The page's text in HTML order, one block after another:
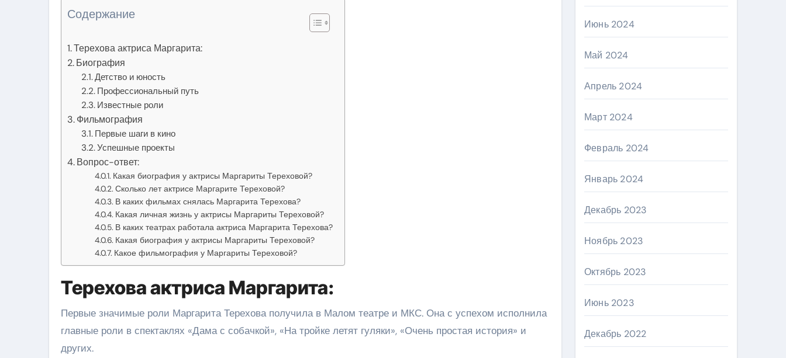
Содержание
Терехова актриса Маргарита:
Биография
Детство и юность
Профессиональный путь
Известные роли
Фильмография
Первые шаги в кино
Успешные проекты
Вопрос-ответ:
Какая биография у актрисы Маргариты Тереховой?
Сколько лет актрисе Маргарите Тереховой?
В каких фильмах снялась Маргарита Терехова?
Какая личная жизнь у актрисы Маргариты Тереховой?
В каких театрах работала актриса Маргарита Терехова?
Какая биография у актрисы Маргариты Тереховой?
Какое фильмография у Маргариты Тереховой?
Терехова актриса Маргарита:
Первые значимые роли Маргарита Терехова получила в Малом театре и МКС. Она с успехом исполнила
главные роли в спектаклях «Дама с собачкой», «На тройке летят гуляки», «Очень простая история» и
других.
Июнь 2024
Май 2024
Апрель 2024
Март 2024
Февраль 2024
Январь 2024
Декабрь 2023
Ноябрь 2023
Октябрь 2023
Июнь 2023
Декабрь 2022